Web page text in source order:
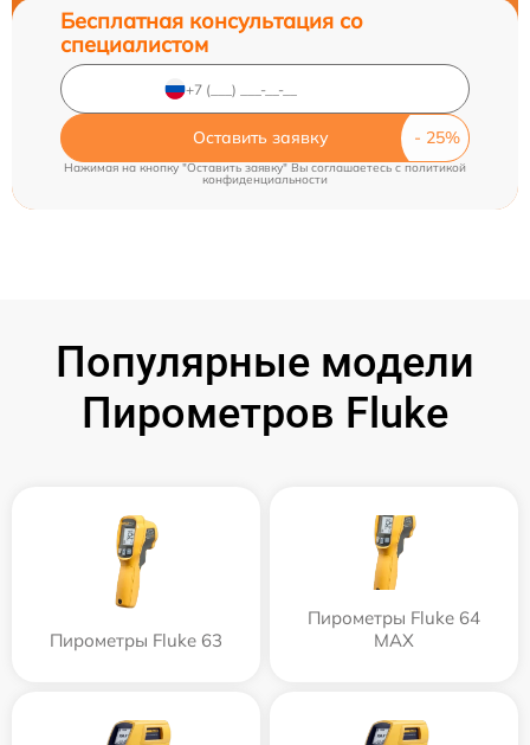
Бесплатная консультация со
специалистом
Оставить заявку
Нажимая на кнопку "Оставить заявку" Вы соглашаетесь cполитикой
конфиденциальности
Популярные модели
Пирометров Fluke
Пирометры Fluke 63
Пирометры Fluke 64
MAX